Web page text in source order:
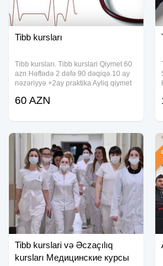
Tibb kursları
Tibb kursları. Tibb kurslari Qiymet 60
azn Həftədə 2 dəfə 90 dəqiqə.10 ay
nəzəriyyə +2ay praktika Ayliq qiymet
verilir. #tibb kursu, #tibbi kurslar #tibb
60 AZN
Tibb kurslari və Əczaçılıq
kursları Медицинские курсы